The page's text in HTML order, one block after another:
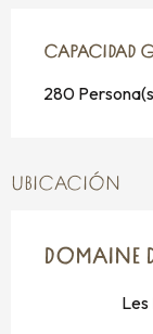
CAPACIDAD
CAPACIDAD
280
UBICACIÓN
DOMAINE